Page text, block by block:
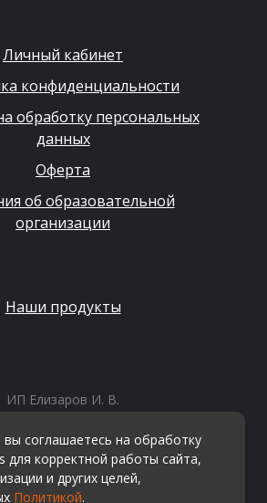
Личный кабинет
конфиденциальности
обработку персональных
данных
Оферта
об образовательной
организации
Наши продукты
ИП Елизаров И. В.
315665800057162
почта:info@kvestiks.ru
вы соглашаетесь на обработку
для корректной работы сайта,
и других целей,
Политикой.